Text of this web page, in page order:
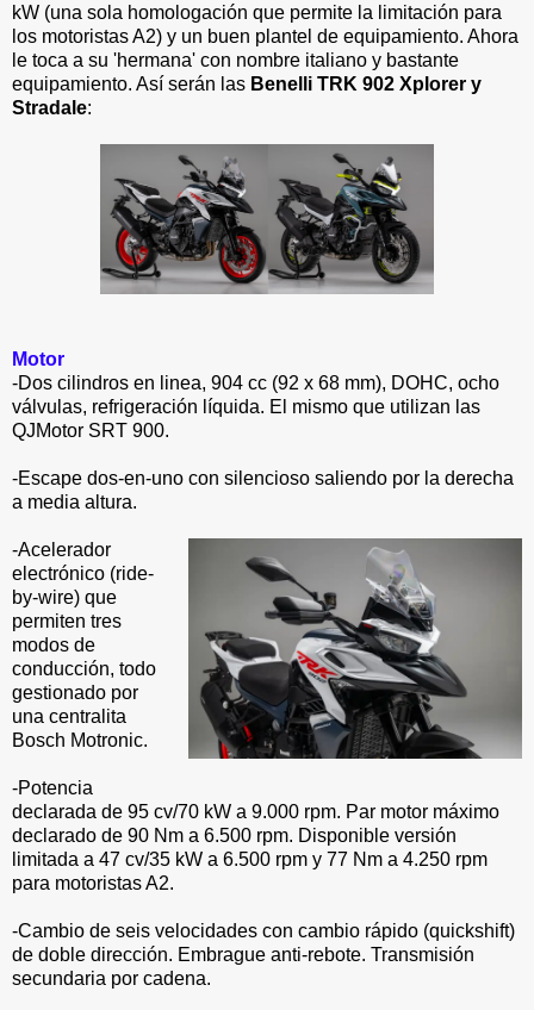
kW (una sola homologación que permite la limitación para
los motoristas A2) y un buen plantel de equipamiento. Ahora
le toca a su 'hermana' con nombre italiano y bastante
equipamiento. Así serán las Benelli TRK 902 Xplorer y
Stradale:
Motor
-Dos cilindros en linea, 904 cc (92 x 68 mm), DOHC, ocho
válvulas, refrigeración líquida. El mismo que utilizan las
QJMotor SRT 900.
-Escape dos-en-uno con silencioso saliendo por la derecha
a media altura.
-Acelerador
electrónico (ride-
by-wire) que
permiten tres
modos de
conducción, todo
gestionado por
una centralita
Bosch Motronic.
-Potencia
declarada de 95 cv/70 kW a 9.000 rpm. Par motor máximo
declarado de 90 Nm a 6.500 rpm. Disponible versión
limitada a 47 cv/35 kW a 6.500 rpm y 77 Nm a 4.250 rpm
para motoristas A2.
-Cambio de seis velocidades con cambio rápido (quickshift)
de doble dirección. Embrague anti-rebote. Transmisión
secundaria por cadena.